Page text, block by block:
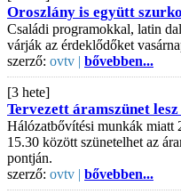
Oroszlány is együtt
Családi programokkal, latin
várják az érdeklődőket
szerző: ovtv | bővebben...
[3 hete]
Tervezett áramszünet
Hálózatbővítési munkák miatt
15.30 között szünetelhet az
pontján.
szerző: ovtv | bővebben...